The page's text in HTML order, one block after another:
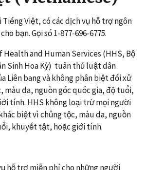
Tiếng Việt, có các dịch vụ hỗ trợ ngôn
bạn. Gọi số 1-877-696-6775.
Health and Human Services (HHS, Bộ
Sinh Hoa Kỳ) tuân thủ luật dân
Liên bang và không phân biệt đối xử
màu da, nguồn gốc quốc gia, độ tuổi,
tính. HHS không loại trừ mọi người
biệt vì chủng tộc, màu da, nguồn
khuyết tật, hoặc giới tính.
hỗ trợ miễn phí cho những người